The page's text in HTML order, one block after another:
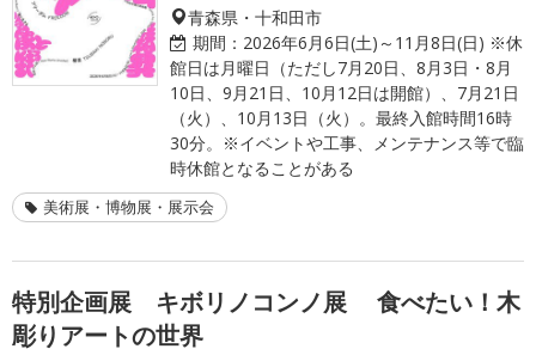
青森県・十和田市
期間： 2026年6月6日(土)～11月8日(日) ※休
館日は月曜日（ただし7月20日、8月3日・8月
10日、9月21日、10月12日は開館）、7月21日
（火）、10月13日（火）。最終入館時間16時
30分。※イベントや工事、メンテナンス等で臨
時休館となることがある
美術展・博物展・展示会
特別企画展 キボリノコンノ展 食べたい！木
彫りアートの世界